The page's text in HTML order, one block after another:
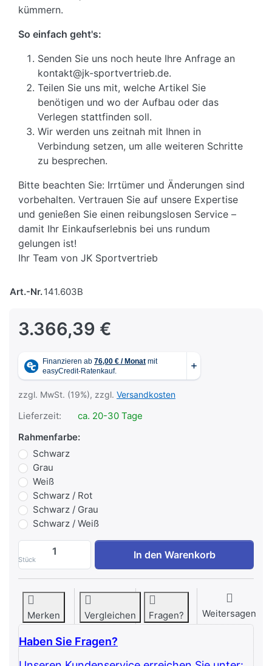
kümmern.
So einfach geht's:
Senden Sie uns noch heute Ihre Anfrage an
kontakt@jk-sportvertrieb.de.
Teilen Sie uns mit, welche Artikel Sie
benötigen und wo der Aufbau oder das
Verlegen stattfinden soll.
Wir werden uns zeitnah mit Ihnen in
Verbindung setzen, um alle weiteren Schritte
zu besprechen.
Bitte beachten Sie: Irrtümer und Änderungen sind
vorbehalten. Vertrauen Sie auf unsere Expertise
und genießen Sie einen reibungslosen Service –
damit Ihr Einkaufserlebnis bei uns rundum
gelungen ist!
Ihr Team von JK Sportvertrieb
Art.-Nr.141.603B
3.366,39 €
zzgl. MwSt. (19%), zzgl. Versandkosten
Lieferzeit:
ca. 20-30 Tage
Rahmenfarbe:
Schwarz
Grau
Weiß
Schwarz / Rot
Schwarz / Grau
Schwarz / Weiß
Stück
IRONFIT Beinpresse zu 3.366,39 €,
In den Warenkorb
Merken Vergleichen Fragen? Weitersagen
Haben Sie Fragen?